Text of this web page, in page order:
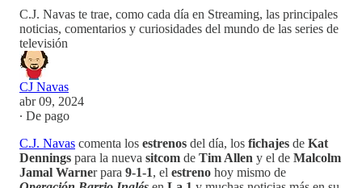
C.J. Navas te trae, como cada día en Streaming, las principales
noticias, comentarios y curiosidades del mundo de las series de
televisión
CJ Navas
abr 09, 2024
∙ De pago
C.J. Navas comenta los estrenos del día, los fichajes de Kat
Dennings para la nueva sitcom de Tim Allen y el de Malcolm
Jamal Warner para 9-1-1, el estreno hoy mismo de